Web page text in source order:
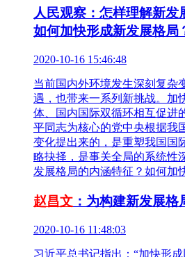
人民观察：怎样理解新发
如何加快形成新发展格局
2020-10-16 15:46:48
当前国内外环境发生深刻复杂
遇，也带来一系列新挑战。加
体、国内国际双循环相互促进
平同志为核心的党中央根据我
变化提出来的，是重塑我国国
略抉择，是事关全局的系统性
发展格局的内涵特征？如何加
赵昌文 ：为构建新发展
2020-10-16 11:48:03
习近平总书记指出：“加快形